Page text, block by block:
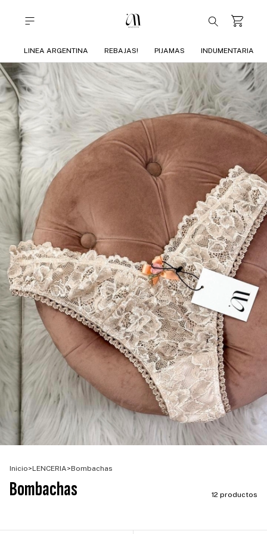
LINEA ARGENTINA REBAJAS! PIJAMAS INDUMENTARIA
Inicio>LENCERIA>Bombachas
Bombachas 12 productos